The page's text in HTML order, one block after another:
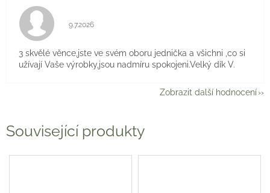
Související produkty
Hodnocení obchodu je 5 z 5 hvězdiček.
9.7.2026
3 skvělé věnce,jste ve svém oboru jednička a všichni ,co si
užívají Vaše výrobky,jsou nadmíru spokojeni.Velký dík V.
Zobrazit další hodnocení